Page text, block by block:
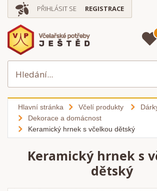
PŘIHLÁSIT SE REGISTRACE
Hlavní stránka Včelí produkty
Dekorace a domácnost
Keramický hrnek s včelkou dětský
Keramický hrnek s
dětský